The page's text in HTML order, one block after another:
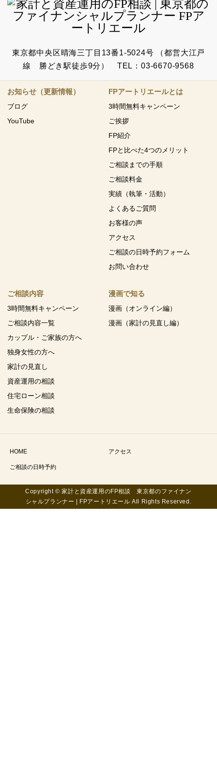
東京都中央区晴海三丁目13番1-5024号 （都営大江戸
線 勝どき駅徒歩9分） TEL：03-6670-9568
お知らせ（更新情報）
ブログ
YouTube
FPアートリエールとは
3時間無料キャンペーン
ご挨拶
FP紹介
FPと比べた4つのメリット
ご相談までの手順
ご相談料金
実績（執筆・活動）
よくあるご質問
お客様の声
アクセス
ご相談の日時予約フォーム
お問い合わせ
ご相談内容
3時間無料キャンペーン
ご相談内容一覧
カップル・ご家族の方へ
独身女性の方へ
家計の見直し
資産運用の相談
住宅ローン相談
生命保険の相談
漫画で知る
漫画（オンライン編）
漫画（家計の見直し編）
HOME アクセス
ご相談の日時予約
Copyright © 家計と資産運用のFP相談 東京都のファイナン
シャルプランナー | FPアートリエール All Rights Reserved.